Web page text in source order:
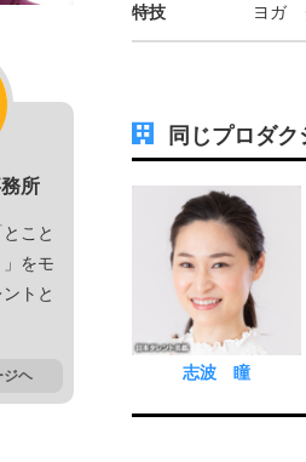
所
こと
をモ
トと
ジヘ
特技 ヨガ
同じプロダ
志波 瞳